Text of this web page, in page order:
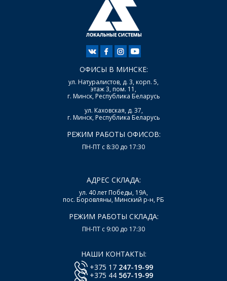
ОФИСЫ В МИНСКЕ:
ул. Натуралистов, д. 3, корп. 5,
этаж 3, пом. 11,
г. Минск, Республика Беларусь
ул. Каховская, д. 37,
г. Минск, Республика Беларусь
РЕЖИМ РАБОТЫ ОФИСОВ:
ПН-ПТ с 8:30 до 17:30
АДРЕС СКЛАДА:
ул. 40 лет Победы, 19А,
пос. Боровляны, Минский р-н, РБ
РЕЖИМ РАБОТЫ СКЛАДА:
ПН-ПТ с 9:00 до 17:30
НАШИ КОНТАКТЫ:
+375 17 247-19-99
+375 44 567-19-99